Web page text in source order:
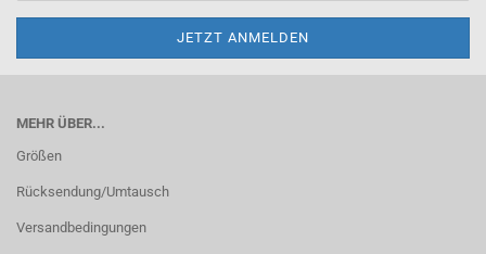
MEHR ÜBER...
Größen
Rücksendung/Umtausch
Versandbedingungen